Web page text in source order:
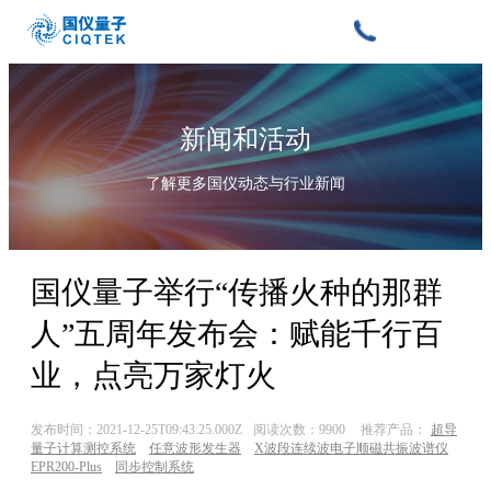
新闻和活动
了解更多国仪动态与行业新闻
国仪量子举行“传播火种的那群
人”五周年发布会：赋能千行百
业，点亮万家灯火
发布时间：2021-12-25T09:43:25.000Z 阅读次数：9900 推荐产品： 超导
量子计算测控系统
任意波形发生器
X波段连续波电子顺磁共振波谱仪
EPR200-Plus
同步控制系统